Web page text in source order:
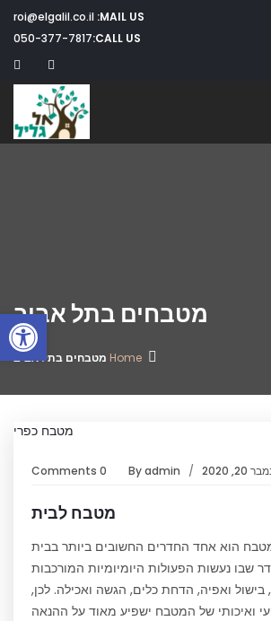
MAIL US:
CALL US:
050-377-7817
מטבחים בתל אביב
Home מטבחים בתל אביב
20, 2020
Byadmin
0 Comments
מטבח לבית
הוא אחד החדרים החשובים ביותר בבית
שבו נעשות הפעולות היומיומיות המורכבות
בישול ואפיה, הדחת כלים, הגשה ואכילה. לכן,
ואיכותי של המטבח ישפיע מאוד על ההנאה